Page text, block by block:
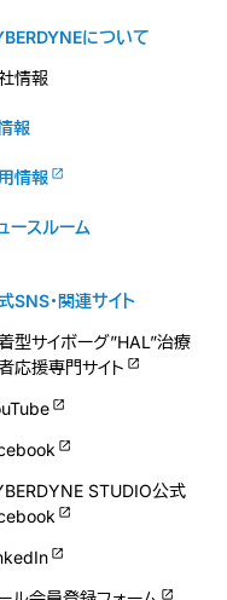
について
情報
報
情報
ースルーム
SNS・関連サイト
型サイボーグ”HAL”治療
応援専門サイト
STUDIO公式